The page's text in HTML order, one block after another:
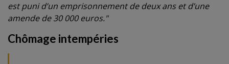
est puni d’un emprisonnement de deux ans et d’une
amende de 30 000 euros."
Chômage intempéries